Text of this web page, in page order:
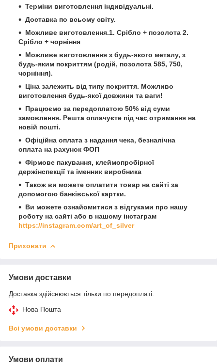
Терміни виготовлення індивідуальні.
Доставка по всьому світу.
Можливе виготовлення.1. Срібло + позолота 2.
Срібло + чорніння
Можливе виготовлення з будь-якого металу, з
будь-яким покриттям (родій, позолота 585, 750,
чорніння).
Ціна залежить від типу покриття. Можливо
виготовлення будь-якої довжини та ваги!
Працюємо за передоплатою 50% від суми
замовлення. Решта оплачуєте під час отримання на
новій пошті.
Офіційна оплата з надання чека, безналічна
оплата на рахунок ФОП
Фірмове пакування, клеймопробірної
держінспекції та іменник виробника
Також ви можете оплатити товар на сайті за
допомогою банківської картки.
Ви можете ознайомитися з відгуками про нашу
роботу на сайті або в нашому інстаграм
https://instagram.com/art_of_silver
Приховати
Умови доставки
Доставка здійснюється тільки по передоплаті.
Нова Пошта
Всі умови доставки
Умови оплати